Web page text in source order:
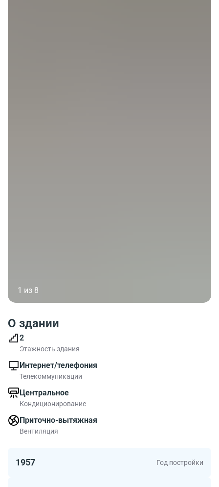
1 из 8
О здании
2
Этажность здания
Интернет/телефония
Телекоммуникации
Центральное
Кондиционирование
Приточно-вытяжная
Вентиляция
1957 Год постройки